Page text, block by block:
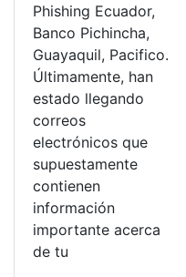
Phishing Ecuador,
Banco Pichincha,
Guayaquil, Pacifico.
Últimamente, han
estado llegando
correos
electrónicos que
supuestamente
contienen
información
importante acerca
de tu